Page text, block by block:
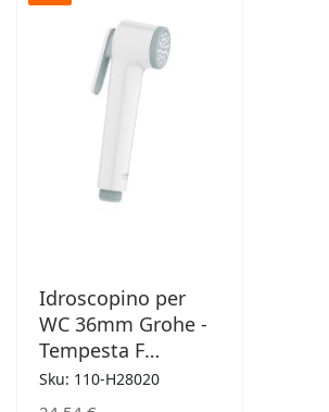
Idroscopino per
WC 36mm Grohe -
Tempesta F
Idroscopino 30
Sku: 110-H28020